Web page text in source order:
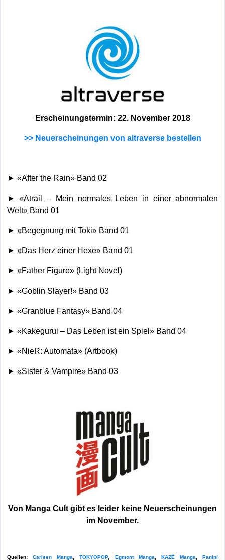
Erscheinungstermin: 22. November 2018
>> Neuerscheinungen von altraverse bestellen
► «After the Rain» Band 02
► «Atrail – Mein normales Leben in einer abnormalen
Welt» Band 01
► «Begegnung mit Toki» Band 01
► «Das Herz einer Hexe» Band 01
► «Father Figure» (Light Novel)
► «Goblin Slayer!» Band 03
► «Granblue Fantasy» Band 04
► «Kakegurui – Das Leben ist ein Spiel» Band 04
► «NieR: Automata» (Artbook)
► «Sister & Vampire» Band 03
Von Manga Cult gibt es leider keine Neuerscheinungen
im November.
Quellen: Carlsen Manga,TOKYOPOP, Egmont Manga, KAZÉ Manga, Panini